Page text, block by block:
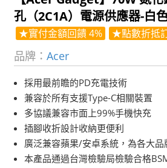
孔（2C1A）電源供應器-白
★實付金額回饋 4% ★點數折抵
品牌： Acer
採用最前瞻的PD充電技術
兼容於所有支援Type-C相關裝置
多協議兼容市面上99%手機快充
插腳收折設計收納更便利
廣泛兼容蘋果/安卓系統，為各大
本產品通過台灣檢驗局檢驗合格